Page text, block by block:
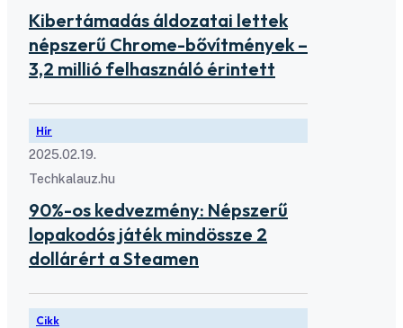
Kibertámadás áldozatai lettek
népszerű Chrome-bővítmények –
3,2 millió felhasználó érintett
Hír
2025.02.19.
Techkalauz.hu
90%-os kedvezmény: Népszerű
lopakodós játék mindössze 2
dollárért a Steamen
Cikk